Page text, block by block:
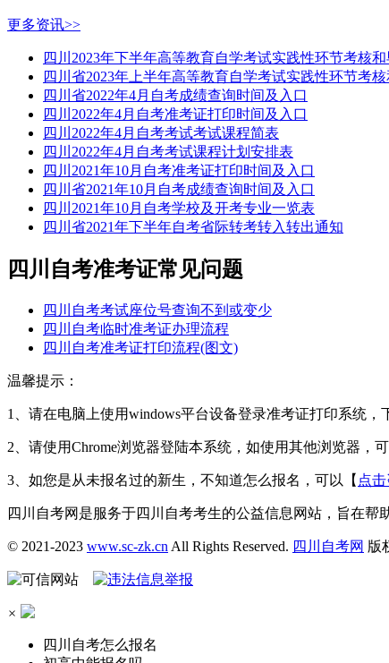
更多资讯>>
四川2023年下半年高等教育自学考试实践性环节考核
四川省2023年上半年高等教育自学考试实践性环节考
四川省2022年4月自考成绩查询时间及入口
四川2022年4月自考准考证打印时间及入口
四川2022年4月自考考试考试课程简表
四川2022年4月自考考试课程计划安排表
四川2021年10月自考准考证打印时间及入口
四川省2021年10月自考成绩查询时间及入口
四川2021年10月自考学校及开考专业一览表
四川省2021年下半年自考省际转考转入转出通知
四川自考准考证常见问题
四川自考考试座位号查询不到或变少
四川自考临时准考证办理流程
四川自考准考证打印流程(图文)
温馨提示：
1、请在电脑上使用windows平台设备登录准考证打印系统
2、请使用Chrome浏览器登陆本系统，如使用其他浏览器，
3、如您是从未报名过的新生，不知道怎么报名，可以【 点
四川自考网是服务于四川自考考生的公益信息网站，旨在
© 2021-2023 www.sc-zk.cn All Rights Reserved. 四川自考网 版
×
四川自考怎么报名